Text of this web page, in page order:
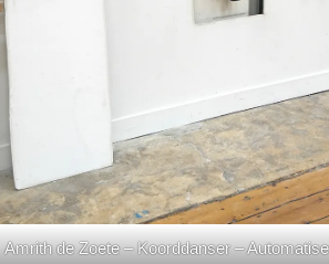
Amrith de Zoete – Koorddanser –